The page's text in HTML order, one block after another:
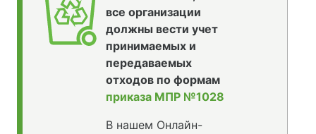
все организации
должны вести учет
принимаемых и
передаваемых
отходов по формам
приказа МПР №1028
В нашем Онлайн-